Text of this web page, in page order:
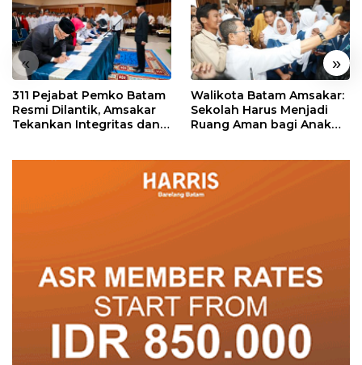
« »
311 Pejabat Pemko Batam
Resmi Dilantik, Amsakar
Tekankan Integritas dan
Walikota Batam Amsakar:
Sekolah Harus Menjadi
Ruang Aman bagi Anak